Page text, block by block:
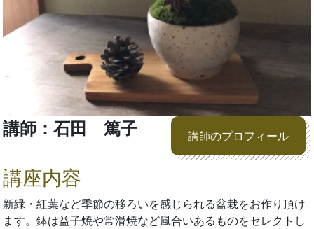
講師：石田 篤子 講師のプロフィール
講座内容
新緑・紅葉など季節の移ろいを感じられる盆栽をお作り頂け
ます。鉢は益子焼や常滑焼など風合いあるものをセレクトし